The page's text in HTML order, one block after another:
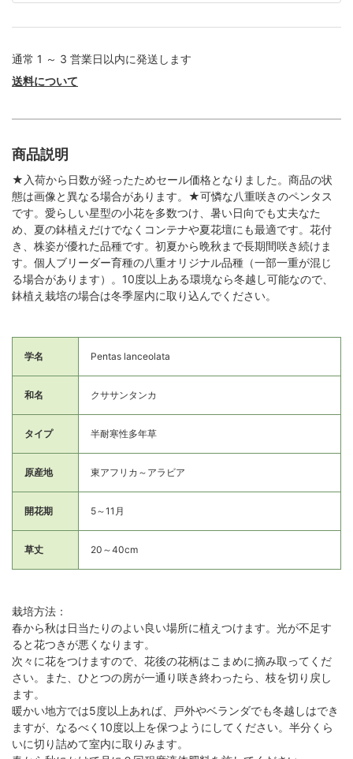
通常 1 ～ 3 営業日以内に発送します
送料について
商品説明
★入荷から日数が経ったためセール価格となりました。商品の状
態は画像と異なる場合があります。★可憐な八重咲きのペンタス
です。愛らしい星型の小花を多数つけ、暑い日向でも丈夫なた
め、夏の鉢植えだけでなくコンテナや夏花壇にも最適です。花付
き、株姿が優れた品種です。初夏から晩秋まで長期間咲き続けま
す。個人ブリーダー育種の八重オリジナル品種（一部一重が混じ
る場合があります）。10度以上ある環境なら冬越し可能なので、
鉢植え栽培の場合は冬季屋内に取り込んでください。
学名 Pentas lanceolata
和名 クササンタンカ
タイプ 半耐寒性多年草
原産地 東アフリカ～アラビア
開花期 5～11月
草丈 20～40cm
栽培方法：
春から秋は日当たりのよい良い場所に植えつけます。光が不足す
ると花つきが悪くなります。
次々に花をつけますので、花後の花柄はこまめに摘み取ってくだ
さい。また、ひとつの房が一通り咲き終わったら、枝を切り戻し
ます。
暖かい地方では5度以上あれば、戸外やベランダでも冬越しはでき
ますが、なるべく10度以上を保つようにしてください。半分くら
いに切り詰めて室内に取りみます。